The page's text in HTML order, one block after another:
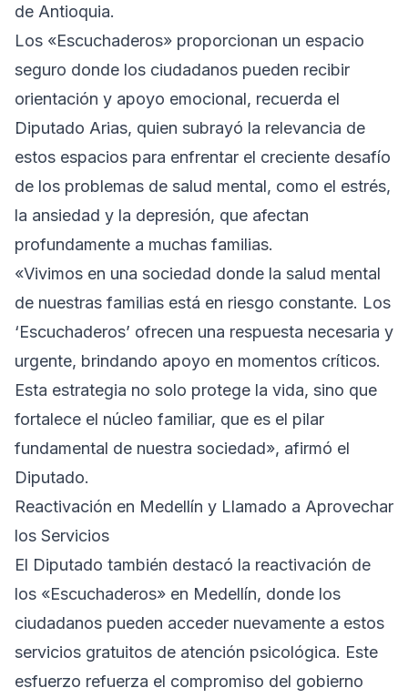
de Antioquia.
Los «Escuchaderos» proporcionan un espacio
seguro donde los ciudadanos pueden recibir
orientación y apoyo emocional, recuerda el
Diputado Arias, quien subrayó la relevancia de
estos espacios para enfrentar el creciente desafío
de los problemas de salud mental, como el estrés,
la ansiedad y la depresión, que afectan
profundamente a muchas familias.
«Vivimos en una sociedad donde la salud mental
de nuestras familias está en riesgo constante. Los
‘Escuchaderos’ ofrecen una respuesta necesaria y
urgente, brindando apoyo en momentos críticos.
Esta estrategia no solo protege la vida, sino que
fortalece el núcleo familiar, que es el pilar
fundamental de nuestra sociedad», afirmó el
Diputado.
Reactivación en Medellín y Llamado a Aprovechar
los Servicios
El Diputado también destacó la reactivación de
los «Escuchaderos» en Medellín, donde los
ciudadanos pueden acceder nuevamente a estos
servicios gratuitos de atención psicológica. Este
esfuerzo refuerza el compromiso del gobierno